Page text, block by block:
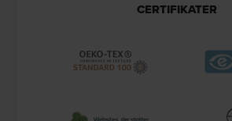
CERTIFIKATER